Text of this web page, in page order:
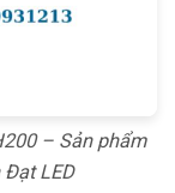
– Sản phẩm
LED